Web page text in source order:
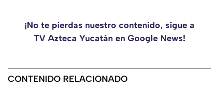
¡No te pierdas nuestro contenido, sigue a
TV Azteca Yucatán en Google News!
CONTENIDO RELACIONADO